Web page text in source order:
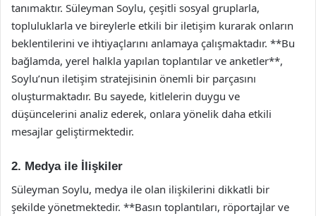
tanımaktır. Süleyman Soylu, çeşitli sosyal gruplarla,
topluluklarla ve bireylerle etkili bir iletişim kurarak onların
beklentilerini ve ihtiyaçlarını anlamaya çalışmaktadır. **Bu
bağlamda, yerel halkla yapılan toplantılar ve anketler**,
Soylu’nun iletişim stratejisinin önemli bir parçasını
oluşturmaktadır. Bu sayede, kitlelerin duygu ve
düşüncelerini analiz ederek, onlara yönelik daha etkili
mesajlar geliştirmektedir.
2. Medya ile İlişkiler
Süleyman Soylu, medya ile olan ilişkilerini dikkatli bir
şekilde yönetmektedir. **Basın toplantıları, röportajlar ve